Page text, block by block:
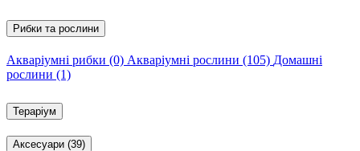
Рибки та рослини
Акваріумні рибки (0) Акваріумні рослини (105) Домашні
рослини (1)
Тераріум
Аксесуари (39)